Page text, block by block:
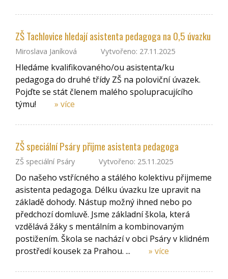
ZŠ Tachlovice hledají asistenta pedagoga na 0,5 úvazku
Miroslava Janíková Vytvořeno: 27.11.2025
Hledáme kvalifikovaného/ou asistenta/ku
pedagoga do druhé třídy ZŠ na poloviční úvazek.
Pojďte se stát členem malého spolupracujícího
týmu!
» více
ZŠ speciální Psáry přijme asistenta pedagoga
ZŠ speciální Psáry Vytvořeno: 25.11.2025
Do našeho vstřícného a stálého kolektivu přijmeme
asistenta pedagoga. Délku úvazku lze upravit na
základě dohody. Nástup možný ihned nebo po
předchozí domluvě. Jsme základní škola, která
vzdělává žáky s mentálním a kombinovaným
postižením. Škola se nachází v obci Psáry v klidném
prostředí kousek za Prahou. ...
» více